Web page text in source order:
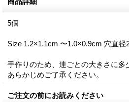
5個
Size 1.2×1.1cm 〜1.0×0.9cm 穴直径
手作りのため、連ごとの大きさに多
あらかじめご了承ください。
ご注文の前にお読みください